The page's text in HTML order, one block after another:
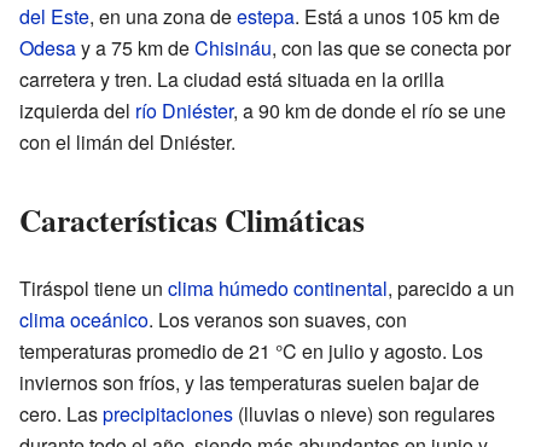
del Este, en una zona deestepa. Está a unos 105 km de
Odesay a 75 km deChisináu, con las que se conecta por
carretera y tren. La ciudad está situada en la orilla
izquierda del río Dniéster, a 90 km de donde el río se une
con el limán del Dniéster.
Características Climáticas
Tiráspol tiene un clima húmedo continental, parecido a un
clima oceánico. Los veranos son suaves, con
temperaturas promedio de 21 °C en julio y agosto. Los
inviernos son fríos, y las temperaturas suelen bajar de
cero. Lasprecipitaciones (lluvias o nieve) son regulares